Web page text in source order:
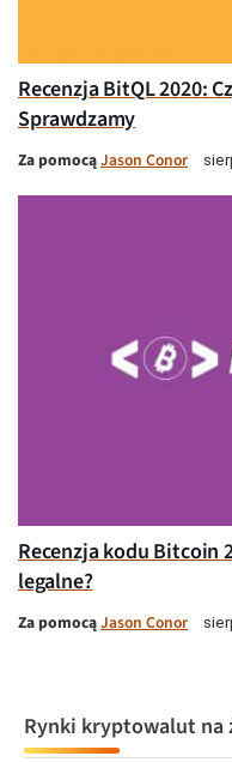
Recenzja BitQL 2020:
Sprawdzamy
Za pomocąJason Conor
Recenzja kodu Bitcoin
legalne?
Za pomocąJason Conor
Rynki kryptowalut na